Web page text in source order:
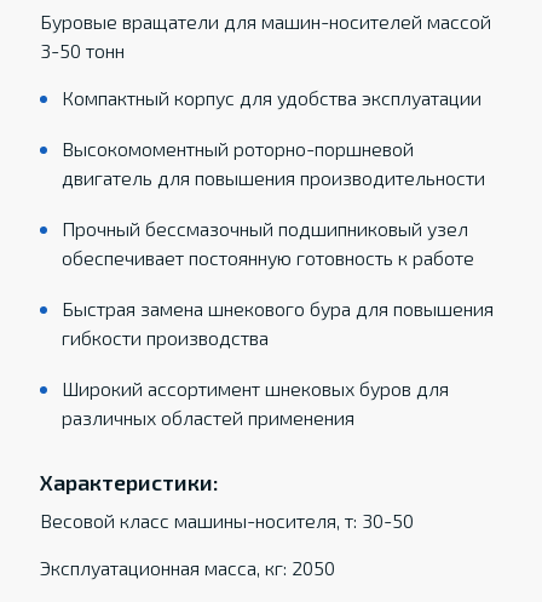
Буровые вращатели для машин-носителей массой
3-50 тонн
Компактный корпус для удобства эксплуатации
Высокомоментный роторно-поршневой
двигатель для повышения производительности
Прочный бессмазочный подшипниковый узел
обеспечивает постоянную готовность к работе
Быстрая замена шнекового бура для повышения
гибкости производства
Широкий ассортимент шнековых буров для
различных областей применения
Характеристики:
Весовой класс машины-носителя, т: 30-50
Эксплуатационная масса, кг: 2050